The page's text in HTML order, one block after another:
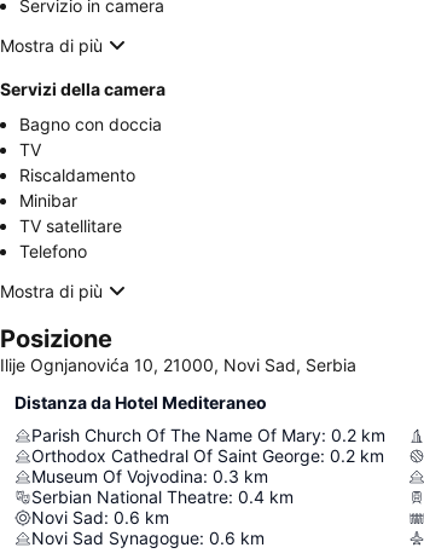
Servizio in camera
Mostra di più
Servizi della camera
Bagno con doccia
TV
Riscaldamento
Minibar
TV satellitare
Telefono
Mostra di più
Posizione
Ilije Ognjanovića 10, 21000, Novi Sad, Serbia
Distanza da Hotel Mediteraneo
Parish Church Of The Name Of Mary: 0.2 km
Orthodox Cathedral Of Saint George: 0.2 km
Museum Of Vojvodina: 0.3 km
Serbian National Theatre: 0.4 km
Novi Sad: 0.6 km
Novi Sad Synagogue: 0.6 km